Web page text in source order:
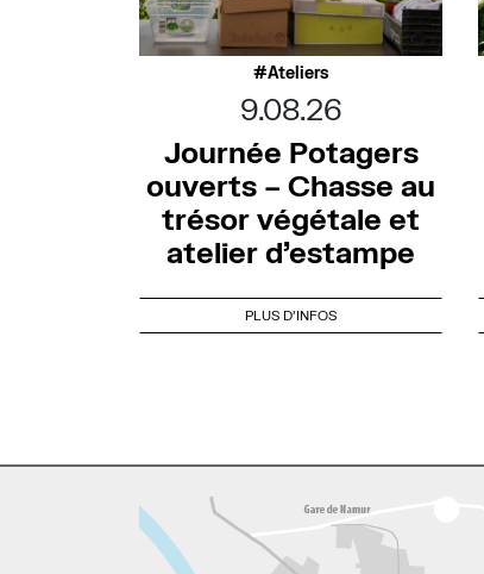
Ateliers
9.08.26
Journée Potagers
ouverts – Chasse au
trésor végétale et
atelier d’estampe
PLUS D'INFOS